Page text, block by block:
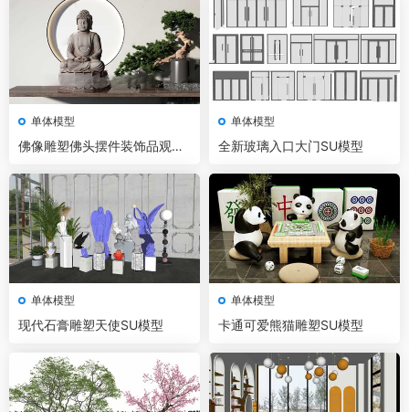
单体模型
佛像雕塑佛头摆件装饰品观音
单体模型
全新玻璃入口大门SU模型
单体模型
现代石膏雕塑天使SU模型
单体模型
卡通可爱熊猫雕塑SU模型